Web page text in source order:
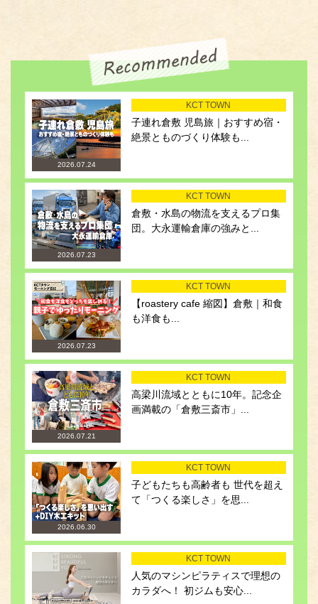
2026.07.24
KCT TOWN
子連れ倉敷 児島旅｜おすすめ宿・
絶景とものづくり体験も...
2026.07.23
KCT TOWN
倉敷・水島の物流を支えるプロ集
団。大永運輸倉庫の強みと...
2026.07.23
KCT TOWN
【roastery cafe 縮図】倉敷｜和食
も洋食も...
2026.07.21
KCT TOWN
高梁川流域とともに10年。記念企
画満載の「倉敷三斎市」...
2026.06.30
KCT TOWN
子どもたちも高齢者も 世代を超え
て「つくる楽しさ」を思...
KCT TOWN
人気のマシンピラティスで理想の
カラダへ！ 初ジムも安心...